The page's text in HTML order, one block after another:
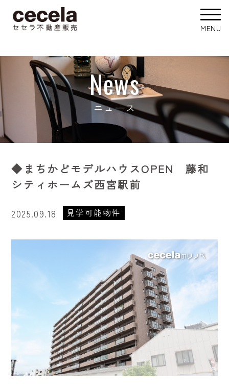
News
ニュース
◆まちかどモデルハウスOPEN 藤和
シティホームズ西宮駅前
2025.09.18 見学可能物件